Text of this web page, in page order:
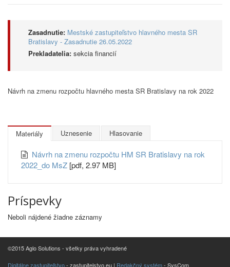
Zasadnutie: Mestské zastupiteľstvo hlavného mesta SR
Bratislavy - Zasadnutie 26.05.2022
Prekladatelia: sekcia financií
Návrh na zmenu rozpočtu hlavného mesta SR Bratislavy na rok 2022
Materiály Uznesenie Hlasovanie
Návrh na zmenu rozpočtu HM SR Bratislavy na rok
2022_do MsZ [pdf, 2.97 MB]
Príspevky
Neboli nájdené žiadne záznamy
©2015 Aglo Solutions - všetky práva vyhradené
Digitálne zastupiteľstvo- zastupitelstvo.eu | Redakčný systém- SysCom